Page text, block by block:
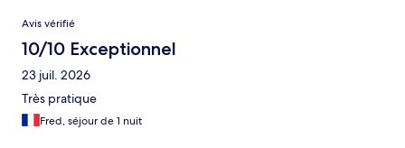
Avis
Avis vérifié
10/10 Exceptionnel
23 juil. 2026
Très pratique
Fred, séjour de 1 nuit